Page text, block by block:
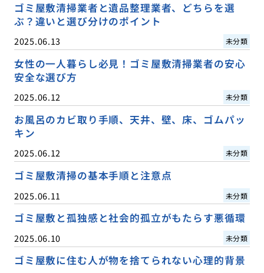
ゴミ屋敷清掃業者と遺品整理業者、どちらを選
ぶ？違いと選び分けのポイント
2025.06.13 未分類
女性の一人暮らし必見！ゴミ屋敷清掃業者の安心
安全な選び方
2025.06.12 未分類
お風呂のカビ取り手順、天井、壁、床、ゴムパッ
キン
2025.06.12 未分類
ゴミ屋敷清掃の基本手順と注意点
2025.06.11 未分類
ゴミ屋敷と孤独感と社会的孤立がもたらす悪循環
2025.06.10 未分類
ゴミ屋敷に住む人が物を捨てられない心理的背景